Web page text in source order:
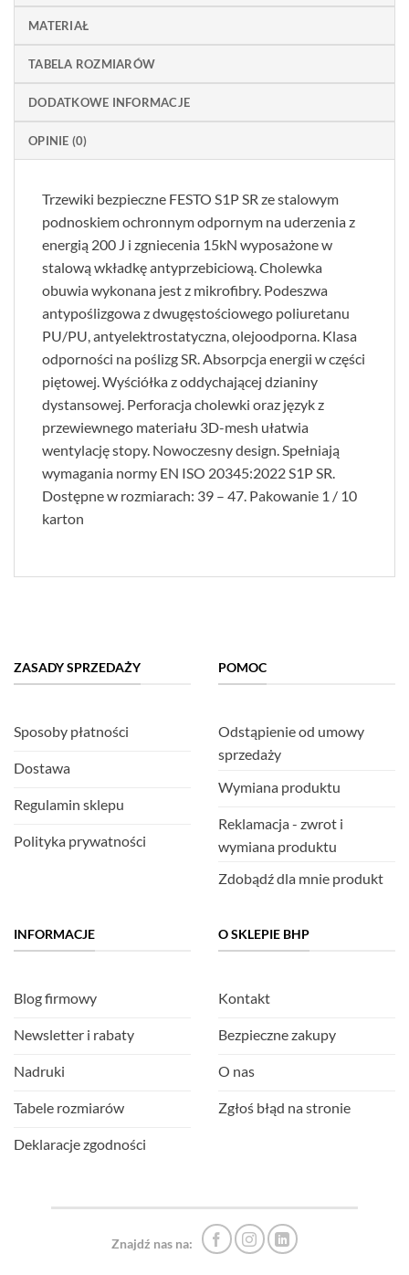
MATERIAŁ
TABELA ROZMIARÓW
DODATKOWE INFORMACJE
OPINIE (0)
Trzewiki bezpieczne FESTO S1P SR ze stalowym
podnoskiem ochronnym odpornym na uderzenia z
energią 200 J i zgniecenia 15kN wyposażone w
stalową wkładkę antyprzebiciową. Cholewka
obuwia wykonana jest z mikrofibry. Podeszwa
antypoślizgowa z dwugęstościowego poliuretanu
PU/PU, antyelektrostatyczna, olejoodporna. Klasa
odporności na poślizg SR. Absorpcja energii w części
piętowej. Wyściółka z oddychającej dzianiny
dystansowej. Perforacja cholewki oraz język z
przewiewnego materiału 3D-mesh ułatwia
wentylację stopy. Nowoczesny design. Spełniają
wymagania normy EN ISO 20345:2022 S1P SR.
Dostępne w rozmiarach: 39 – 47. Pakowanie 1 / 10
karton
ZASADY SPRZEDAŻY
Sposoby płatności
Dostawa
Regulamin sklepu
Polityka prywatności
POMOC
Odstąpienie od umowy
sprzedaży
Wymiana produktu
Reklamacja - zwrot i
wymiana produktu
Zdobądź dla mnie produkt
INFORMACJE
Blog firmowy
Newsletter i rabaty
Nadruki
Tabele rozmiarów
Deklaracje zgodności
O SKLEPIE BHP
Kontakt
Bezpieczne zakupy
O nas
Zgłoś błąd na stronie
Znajdź nas na: